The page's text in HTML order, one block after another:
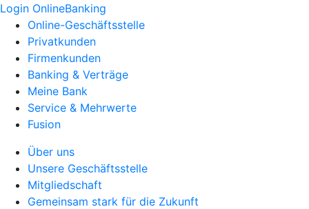
Login OnlineBanking
Online-Geschäftsstelle
Privatkunden
Firmenkunden
Banking & Verträge
Meine Bank
Service & Mehrwerte
Fusion
Über uns
Unsere Geschäftsstelle
Mitgliedschaft
Gemeinsam stark für die Zukunft